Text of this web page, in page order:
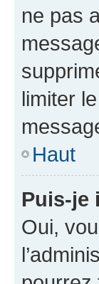
ne pas
limiter
Haut
Puis-je
Oui,